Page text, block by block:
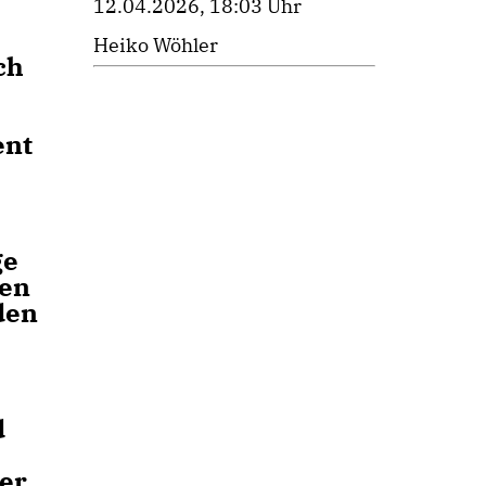
12.04.2026, 18:03 Uhr
Heiko Wöhler